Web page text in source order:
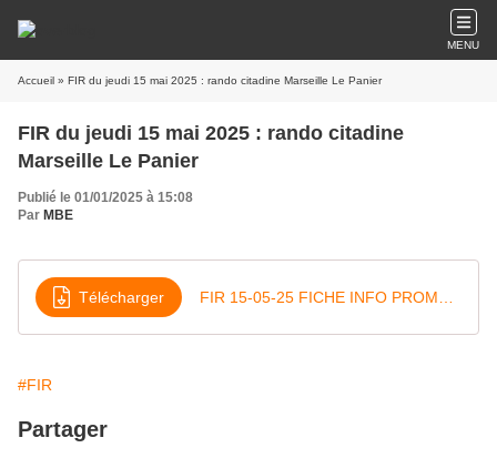
MENU
Accueil » FIR du jeudi 15 mai 2025 : rando citadine Marseille Le Panier
FIR du jeudi 15 mai 2025 : rando citadine
Marseille Le Panier
Publié le 01/01/2025 à 15:08
Par MBE
Télécharger
#FIR
Partager